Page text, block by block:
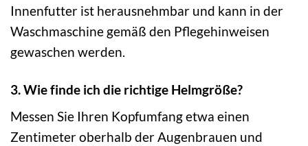
Innenfutter ist herausnehmbar und kann in der
Waschmaschine gemäß den Pflegehinweisen
gewaschen werden.
3. Wie finde ich die richtige Helmgröße?
Messen Sie Ihren Kopfumfang etwa einen
Zentimeter oberhalb der Augenbrauen und